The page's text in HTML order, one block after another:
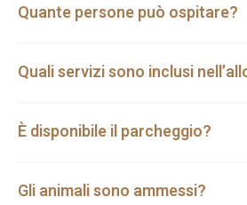
Quante persone può ospitare?
Quali servizi sono inclusi
È disponibile il parcheggio?
Gli animali sono ammessi?